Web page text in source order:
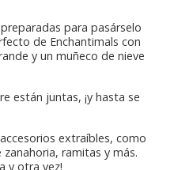
para pasárselo
de Enchantimals con
y un muñeco de nieve
están juntas, ¡y hasta se
extraíbles, como
ramitas y más.
y otra vez!